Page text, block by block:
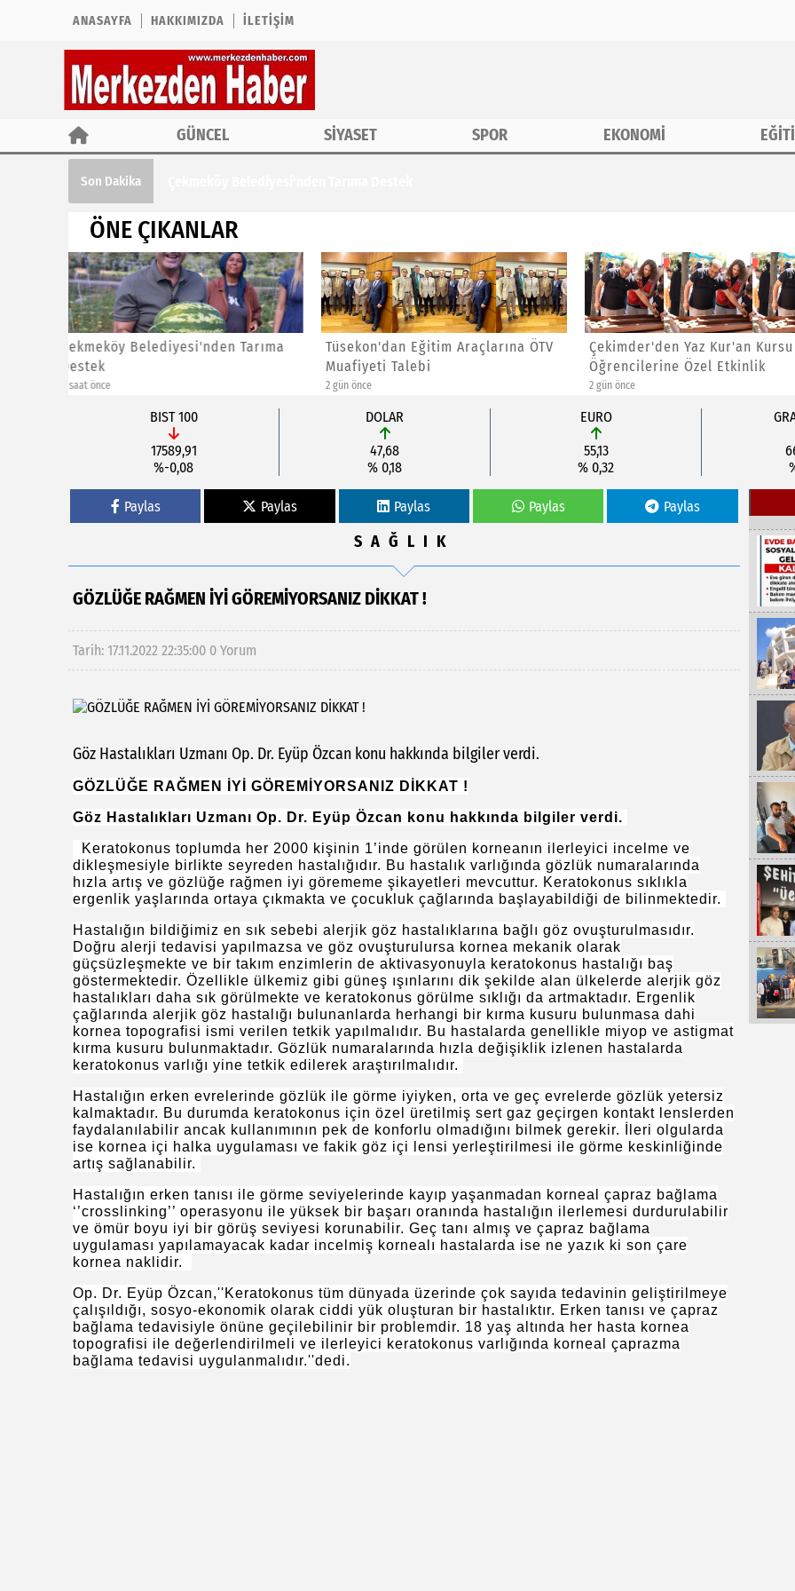
ANASAYFA HAKKIMIZDA İLETIŞIM
GÜNCEL SİYASET SPOR EKONOMİ
Son Dakika
ÖNE ÇIKANLAR
Tüsekon'dan Eğitim Araçlarına ÖTV
Muafiyeti Talebi
2 gün önce
Çekimder'den Yaz Kur'an Kursu
Öğrencilerine Özel Etkinlik
2 gün önce
CHP İstanbul'da İlçe
Başkanlıklarına Atama Yaptı
2 gün önce
BIST 100
17589,91
%-0,08
DOLAR
47,68
% 0,18
EURO
55,13
% 0,32
Paylas Paylas Paylas Paylas Paylas
SAĞLIK
GÖZLÜĞE RAĞMEN İYİ GÖREMİYORSANIZ DİKKAT !
Tarih: 17.11.2022 22:35:00 0 Yorum
Göz Hastalıkları Uzmanı Op. Dr. Eyüp Özcan konu hakkında bilgiler verdi.
GÖZLÜĞE RAĞMEN İYİ GÖREMİYORSANIZ DİKKAT !
Göz Hastalıkları Uzmanı Op. Dr. Eyüp Özcan konu hakkında bilgiler verdi.
Keratokonus toplumda her 2000 kişinin 1’inde görülen korneanın ilerleyici incelme ve
dikleşmesiyle birlikte seyreden hastalığıdır. Bu hastalık varlığında gözlük numaralarında
hızla artış ve gözlüğe rağmen iyi görememe şikayetleri mevcuttur. Keratokonus sıklıkla
ergenlik yaşlarında ortaya çıkmakta ve çocukluk çağlarında başlayabildiği de bilinmektedir.
Hastalığın bildiğimiz en sık sebebi alerjik göz hastalıklarına bağlı göz ovuşturulmasıdır.
Doğru alerji tedavisi yapılmazsa ve göz ovuşturulursa kornea mekanik olarak
güçsüzleşmekte ve bir takım enzimlerin de aktivasyonuyla keratokonus hastalığı baş
göstermektedir. Özellikle ülkemiz gibi güneş ışınlarını dik şekilde alan ülkelerde alerjik göz
hastalıkları daha sık görülmekte ve keratokonus görülme sıklığı da artmaktadır. Ergenlik
çağlarında alerjik göz hastalığı bulunanlarda herhangi bir kırma kusuru bulunmasa dahi
kornea topografisi ismi verilen tetkik yapılmalıdır. Bu hastalarda genellikle miyop ve astigmat
kırma kusuru bulunmaktadır. Gözlük numaralarında hızla değişiklik izlenen hastalarda
keratokonus varlığı yine tetkik edilerek araştırılmalıdır.
Hastalığın erken evrelerinde gözlük ile görme iyiyken, orta ve geç evrelerde gözlük yetersiz
kalmaktadır. Bu durumda keratokonus için özel üretilmiş sert gaz geçirgen kontakt lenslerden
faydalanılabilir ancak kullanımının pek de konforlu olmadığını bilmek gerekir. İleri olgularda
ise kornea içi halka uygulaması ve fakik göz içi lensi yerleştirilmesi ile görme keskinliğinde
artış sağlanabilir.
Hastalığın erken tanısı ile görme seviyelerinde kayıp yaşanmadan korneal çapraz bağlama
‘’crosslinking’’ operasyonu ile yüksek bir başarı oranında hastalığın ilerlemesi durdurulabilir
ve ömür boyu iyi bir görüş seviyesi korunabilir. Geç tanı almış ve çapraz bağlama
uygulaması yapılamayacak kadar incelmiş kornealı hastalarda ise ne yazık ki son çare
kornea naklidir.
Op. Dr. Eyüp Özcan,''Keratokonus tüm dünyada üzerinde çok sayıda tedavinin geliştirilmeye
çalışıldığı, sosyo-ekonomik olarak ciddi yük oluşturan bir hastalıktır. Erken tanısı ve çapraz
bağlama tedavisiyle önüne geçilebilinir bir problemdir. 18 yaş altında her hasta kornea
topografisi ile değerlendirilmeli ve ilerleyici keratokonus varlığında korneal çaprazma
bağlama tedavisi uygulanmalıdır.''dedi.